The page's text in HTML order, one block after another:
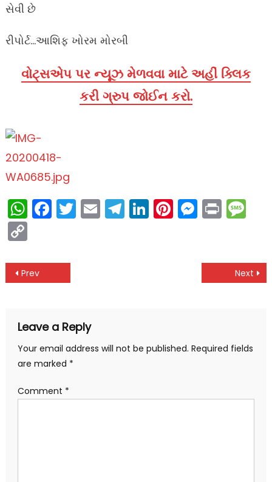
સેવી છે
રીપોર્ટ…આશિફ ખોરમ મોરબી
વોટ્સએપ પર ન્યૂઝ મેળવવા માટે અહીં ક્લિક
કરી ગ્રુપ જોઈન કરો.
WhatsApp
Facebook
Twitter
EmailTelegram
LinkedIn
Pinterest
Print
Copy
Post
Prev Next
Leave a Reply
Your email address will not be published. Required fields
are marked *
Comment *